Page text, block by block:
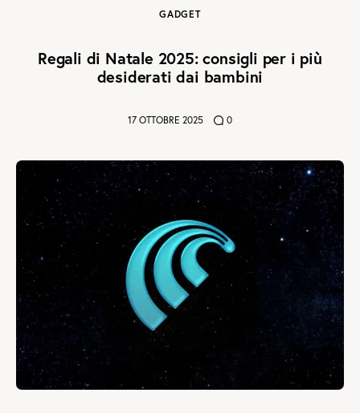
GADGET
Regali di Natale 2025: consigli per i più
desiderati dai bambini
17 OTTOBRE 2025 0